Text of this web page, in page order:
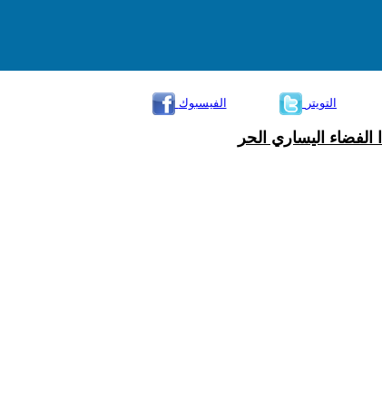
الفيسبوك
التويتر
اليساري الحر